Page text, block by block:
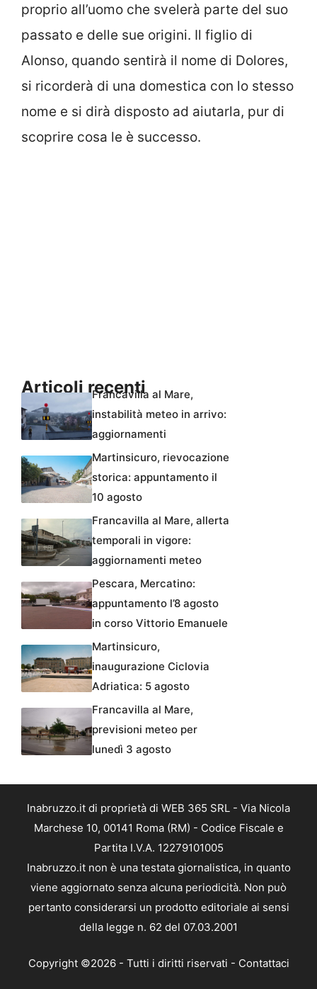
proprio all’uomo che svelerà parte del suo
passato e delle sue origini. Il figlio di
Alonso, quando sentirà il nome di Dolores,
si ricorderà di una domestica con lo stesso
nome e si dirà disposto ad aiutarla, pur di
scoprire cosa le è successo.
Articoli recenti
Francavilla al Mare,
instabilità meteo in arrivo:
aggiornamenti
Martinsicuro, rievocazione
storica: appuntamento il
10 agosto
Francavilla al Mare, allerta
temporali in vigore:
aggiornamenti meteo
Pescara, Mercatino:
appuntamento l’8 agosto
in corso Vittorio Emanuele
Martinsicuro,
inaugurazione Ciclovia
Adriatica: 5 agosto
Francavilla al Mare,
previsioni meteo per
lunedì 3 agosto
Inabruzzo.it di proprietà di WEB 365 SRL - Via Nicola
Marchese 10, 00141 Roma (RM) - Codice Fiscale e
Partita I.V.A. 12279101005
Inabruzzo.it non è una testata giornalistica, in quanto
viene aggiornato senza alcuna periodicità. Non può
pertanto considerarsi un prodotto editoriale ai sensi
della legge n. 62 del 07.03.2001
Copyright ©2026 - Tutti i diritti riservati - Contattaci